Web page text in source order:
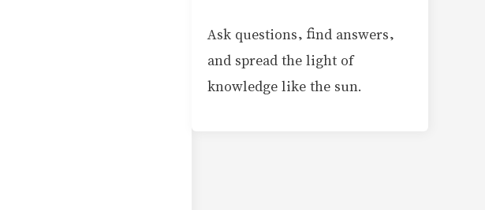
Ask questions, find answers,
and spread the light of
knowledge like the sun.